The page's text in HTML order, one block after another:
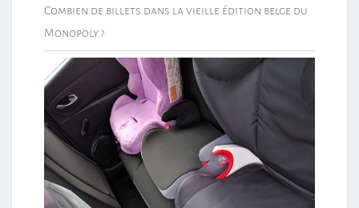
Combien de billets dans la vieille édition belge du
Monopoly ?